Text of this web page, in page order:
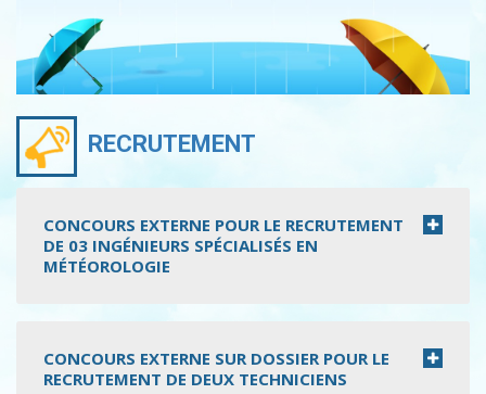
RECRUTEMENT
CONCOURS EXTERNE POUR LE RECRUTEMENT
DE 03 INGÉNIEURS SPÉCIALISÉS EN
MÉTÉOROLOGIE
CONCOURS EXTERNE SUR DOSSIER POUR LE
RECRUTEMENT DE DEUX TECHNICIENS